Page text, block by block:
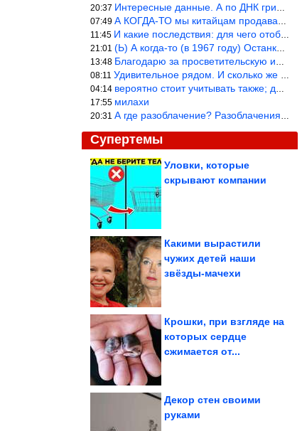
20:37 Интересные данные. А по ДНК грибов, бактерий имеются сведения из
07:49 А КОГДА-ТО мы китайцам продавали фуфайки.
11:45 И какие последствия: для чего отобрали? или просто похвастались.
21:01 (Ь) А когда-то (в 1967 году) Останкинская телебашня была самым в
13:48 Благодарю за просветительскую информацию.
08:11 Удивительное рядом. И сколько же ещё открытий готовит Просвещень
04:14 вероятно стоит учитывать также; длительность сна сгущает кровото
17:55 милахи
20:31 А где разоблачение? Разоблачения нет — значит придётся принять к
Супертемы
Сочная закуска с
Уловки, которые
скрывают компании
Приколы в стиле «Когда
Какими вырастили
чужих детей наши
звёзды-мачехи
Крошки, при взгляде на
которых сердце
сжимается от...
Декор стен своими
руками